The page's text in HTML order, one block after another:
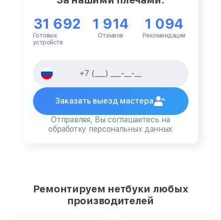
31 692
Готовых
устройств
1 914
Отзывов
1 094
Рекомендации
Заказать выезд мастера
Отправляя, Вы соглашаетесь на
обработку персональных данных
Ремонтируем нетбуки любых
производителей